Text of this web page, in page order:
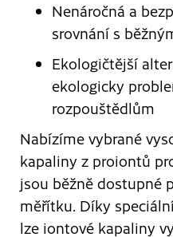
Nenáročná a
srovnání s
Ekologičtější
ekologicky
rozpouštědlům
Nabízíme vybrané
kapaliny z proiontů
jsou běžně dostupné
měřítku. Díky
lze iontové kapaliny